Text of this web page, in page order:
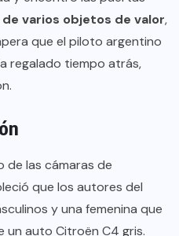
varios objetos de valor,
que el piloto argentino
regalado tiempo atrás,
de las cámaras de
que los autores del
y una femenina que
un auto Citroën C4 gris.